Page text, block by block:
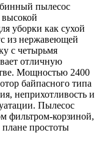
пылесос
уборки как сухой
из нержавеющей
с четырьмя
отличную
Мощностью 2400
байпасного типа
неприхотливость и
Пылесос
фильтром-корзиной,
простоты